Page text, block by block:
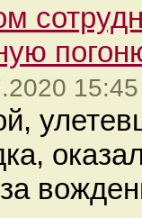
15:45